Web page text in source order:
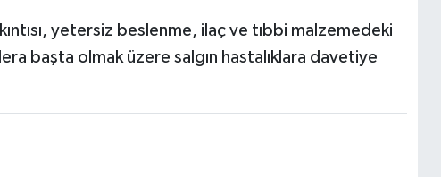
yetersiz beslenme, ilaç ve tıbbi malzemedeki
başta olmak üzere salgın hastalıklara davetiye